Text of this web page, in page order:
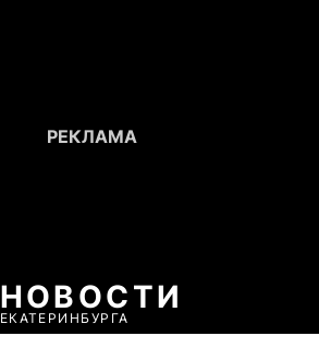
НОВОСТИ
ЕКАТЕРИНБУРГА